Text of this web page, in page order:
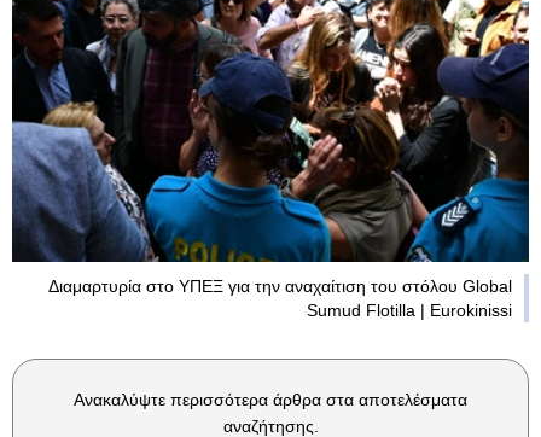
Διαμαρτυρία στο ΥΠΕΞ για την αναχαίτιση του στόλου Global
Sumud Flotilla | Eurokinissi
Ανακαλύψτε περισσότερα άρθρα στα αποτελέσματα
αναζήτησης.